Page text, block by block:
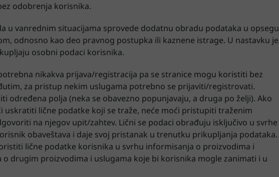
odobrenja korisnika.
u vanrednim situacijama sprovede dodatnu obradu podataka u opsegu
odnosno kao deo pravnog postupka ili kaznene istrage. U nastavku je
osobni podaci korisnika.
nikakva prijava/registracija pa se stranice mogu koristiti bez
za pristup nekim uslugama potrebno se prijaviti/registrovati.
određena polja (neka se obavezno popunjavaju, a druga po želji). Ako
uskratiti lične podatke koji se traže, neće moći pristupiti traženim
na njegov upit/zahtev. Lični se podaci obrađuju isključivo u svrhe
obaveštava i daje svoj pristanak u trenutku prikupljanja podataka.
lične podatke korisnika u svrhu informisanja o proizvodima i
drugim proizvodima i uslugama koje bi korisnika mogle zanimati i u